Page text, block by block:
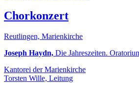
Chorkonzert
Reutlingen, Marienkirche
Joseph Haydn, Die Jahreszeiten.
Kantorei der Marienkirche
Torsten Wille, Leitung